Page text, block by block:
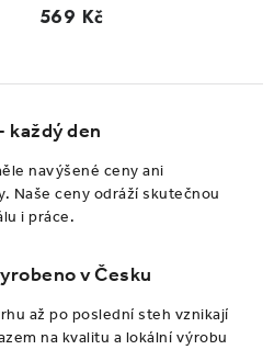
každý den
navýšené ceny ani
Naše ceny odráží skutečnou
i práce.
v Česku
až po poslední steh vznikají
na kvalitu a lokální výrobu
569 Kč